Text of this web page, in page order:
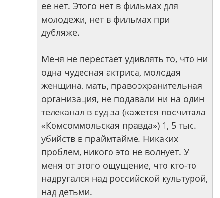
ее нет. Этого нет в фильмах для
молодежи, нет в фильмах при
дубляже.
Меня не перестает удивлять то, что ни
одна чудесная актриса, молодая
женщина, мать, правоохранительная
организация, не подавали ни на один
телеканал в суд за (кажется посчитала
«Комсоммольская правда») 1, 5 тыс.
убийств в праймтайме. Никаких
проблем, никого это не волнует. У
меня от этого ощущение, что кто-то
надругался над российской культурой,
над детьми.